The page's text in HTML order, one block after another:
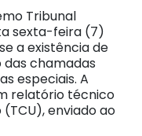
Tribunal
sexta-feira (7)
a existência de
das chamadas
especiais. A
relatório técnico
enviado ao